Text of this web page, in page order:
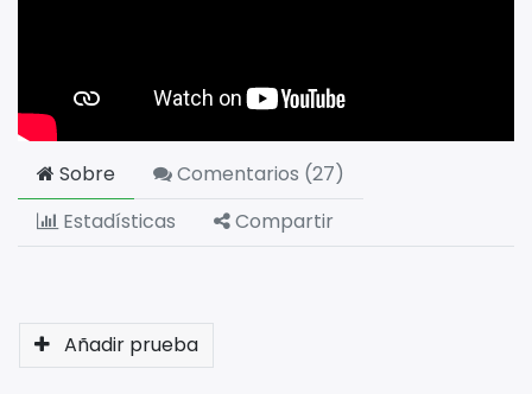
Sobre Comentarios (27)
Estadísticas
Compartir
Añadir prueba